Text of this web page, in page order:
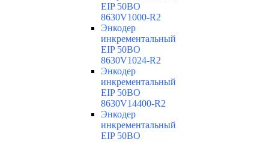
EIP 50BO
8630V1000-R2
Энкодер
инкрементальный
EIP 50BO
8630V1024-R2
Энкодер
инкрементальный
EIP 50BO
8630V14400-R2
Энкодер
инкрементальный
EIP 50BO